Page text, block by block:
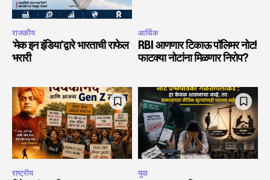
राजकीय
‘मेक इन इंडिया’द्वारे भारताची राफेल
भरारी
आर्थिक
RBI आणणार टिकाऊ पॉलिमर नोट!
फाटक्या नोटांना मिळणार निरोप?
राष्ट्रीय युवा